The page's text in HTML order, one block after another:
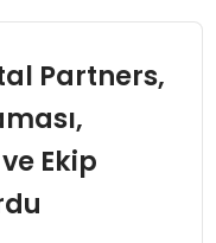
Partners,
Ekip